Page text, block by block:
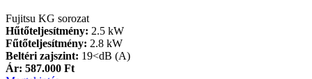
Fujitsu KG sorozat
Hűtőteljesítmény: 2.5 kW
Fűtőteljesítmény: 2.8 kW
Beltéri zajszint: 19<dB (A)
Ár: 587.000 Ft